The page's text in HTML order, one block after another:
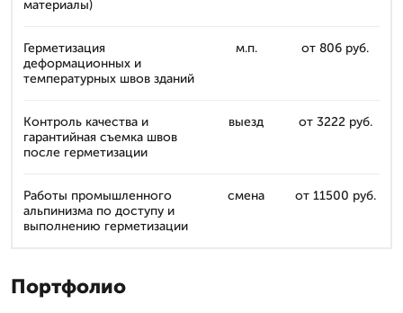
материалы)
Герметизация
деформационных и
температурных швов зданий
м.п. от 806 руб.
Контроль качества и
гарантийная съемка швов
после герметизации
выезд от 3222 руб.
Работы промышленного
альпинизма по доступу и
выполнению герметизации
смена от 11500 руб.
Портфолио